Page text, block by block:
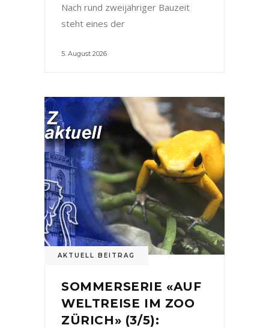
Nach rund zweijähriger Bauzeit
steht eines der
5. August 2026
AKTUELL BEITRAG
SOMMERSERIE «AUF
WELTREISE IM ZOO
ZÜRICH» (3/5):